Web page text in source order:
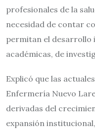
profesionales de la
necesidad de contar
permitan el desarrollo
académicas, de
Explicó que las
Enfermería Nuevo
derivadas del
expansión